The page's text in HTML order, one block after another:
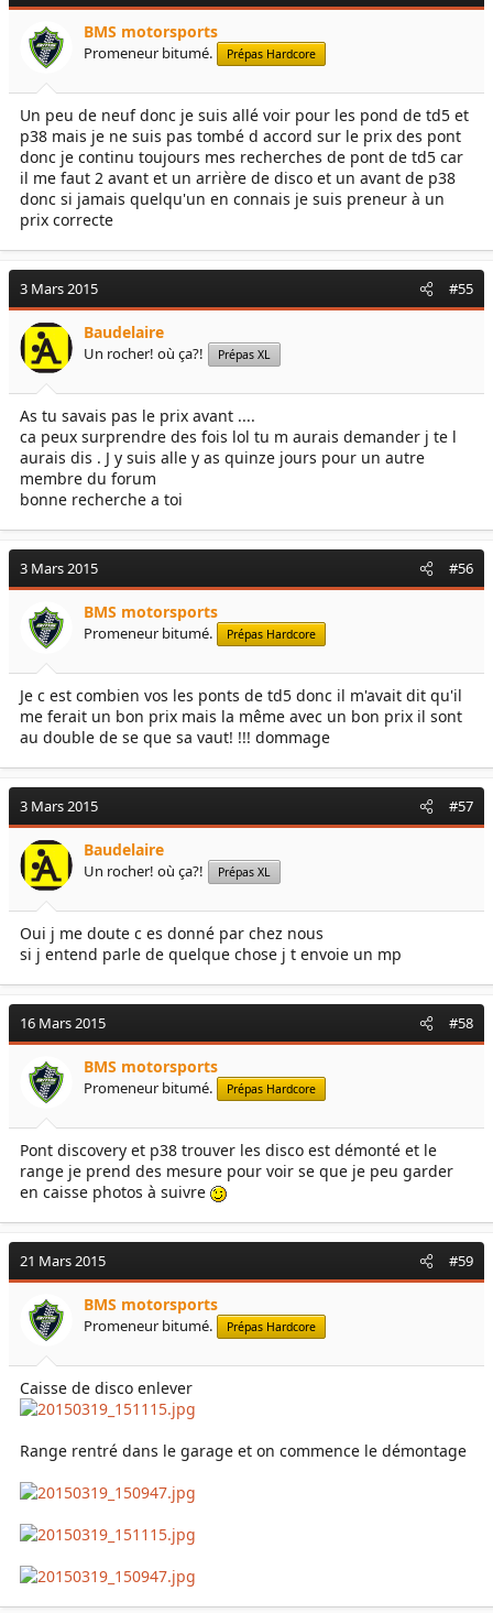
BMS motorsports
Promeneur bitumé. Prépas Hardcore
Un peu de neuf donc je suis allé voir pour les pond de td5 et
p38 mais je ne suis pas tombé d accord sur le prix des pont
donc je continu toujours mes recherches de pont de td5 car
il me faut 2 avant et un arrière de disco et un avant de p38
donc si jamais quelqu'un en connais je suis preneur à un
prix correcte
3 Mars 2015 #55
Baudelaire
Un rocher! où ça?! Prépas XL
As tu savais pas le prix avant ....
ca peux surprendre des fois lol tu m aurais demander j te l
aurais dis . J y suis alle y as quinze jours pour un autre
membre du forum
bonne recherche a toi
3 Mars 2015 #56
BMS motorsports
Promeneur bitumé. Prépas Hardcore
Je c est combien vos les ponts de td5 donc il m'avait dit qu'il
me ferait un bon prix mais la même avec un bon prix il sont
au double de se que sa vaut! !!! dommage
3 Mars 2015 #57
Baudelaire
Un rocher! où ça?! Prépas XL
Oui j me doute c es donné par chez nous
si j entend parle de quelque chose j t envoie un mp
16 Mars 2015 #58
BMS motorsports
Promeneur bitumé. Prépas Hardcore
Pont discovery et p38 trouver les disco est démonté et le
range je prend des mesure pour voir se que je peu garder
en caisse photos à suivre
21 Mars 2015 #59
BMS motorsports
Promeneur bitumé. Prépas Hardcore
Caisse de disco enlever
Range rentré dans le garage et on commence le démontage